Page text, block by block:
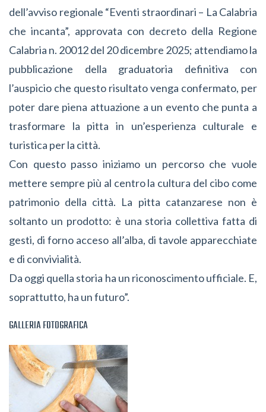
dell’avviso regionale “Eventi straordinari – La Calabria
che incanta”, approvata con decreto della Regione
Calabria n. 20012 del 20 dicembre 2025; attendiamo la
pubblicazione della graduatoria definitiva con
l’auspicio che questo risultato venga confermato, per
poter dare piena attuazione a un evento che punta a
trasformare la pitta in un’esperienza culturale e
turistica per la città.
Con questo passo iniziamo un percorso che vuole
mettere sempre più al centro la cultura del cibo come
patrimonio della città. La pitta catanzarese non è
soltanto un prodotto: è una storia collettiva fatta di
gesti, di forno acceso all’alba, di tavole apparecchiate
e di convivialità.
Da oggi quella storia ha un riconoscimento ufficiale. E,
soprattutto, ha un futuro”.
GALLERIA FOTOGRAFICA